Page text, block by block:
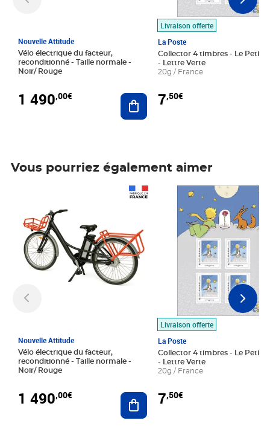
Nouvelle Attitude
Vélo électrique du facteur,
reconditionné - Taille normale -
Noir/ Rouge
1 490,00€ Ajouter au panier
Livraison offerte
La Poste
Collector 4 timbres - Le Petit
- Lettre Verte
20g / France
7,50€
Vous pourriez également aimer
Nouvelle Attitude
Vélo électrique du facteur,
reconditionné - Taille normale -
Noir/ Rouge
1 490,00€ Ajouter au panier
Livraison offerte
La Poste
Collector 4 timbres - Le Petit
- Lettre Verte
20g / France
7,50€
Prix 7,50€